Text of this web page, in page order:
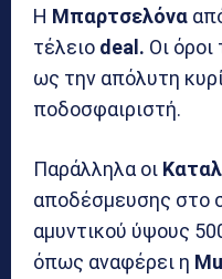
Η Μπαρτσελόνα
τέλειο deal. Οι
ως την απόλυτη
ποδοσφαιριστή.
Παράλληλα οι
αποδέσμευσης στο
αμυντικού ύψους
όπως αναφέρει η